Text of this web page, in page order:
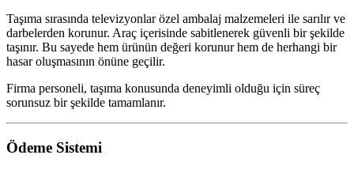
Taşıma sırasında televizyonlar özel ambalaj malzemeleri ile sarılır ve
darbelerden korunur. Araç içerisinde sabitlenerek güvenli bir şekilde
taşınır. Bu sayede hem ürünün değeri korunur hem de herhangi bir
hasar oluşmasının önüne geçilir.
Firma personeli, taşıma konusunda deneyimli olduğu için süreç
sorunsuz bir şekilde tamamlanır.
Ödeme Sistemi